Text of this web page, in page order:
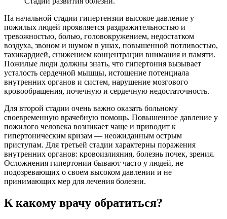
На начальной стадии гипертензии высокое давление у
пожилых людей проявляется раздражительностью и
тревожностью, болью, головокружением, недостатком
воздуха, звоном и шумом в ушах, повышенной потливостью,
тахикардией, снижением концентрации внимания и памяти.
Пожилые люди должны знать, что гипертония вызывает
усталость сердечной мышцы, истощение потенциала
внутренних органов и систем, нарушение мозгового
кровообращения, почечную и сердечную недостаточность.
Для второй стадии очень важно оказать больному
своевременную врачебную помощь. Повышенное давление у
пожилого человека возникает чаще и приводит к
гипертоническим кризам — неожиданным острым
приступам. Для третьей стадии характерны поражения
внутренних органов: кровоизлияния, болезнь почек, зрения.
Осложнения гипертонии бывают часто у людей, не
подозревающих о своем высоком давлении и не
принимающих мер для лечения болезни.
К какому врачу обратиться?